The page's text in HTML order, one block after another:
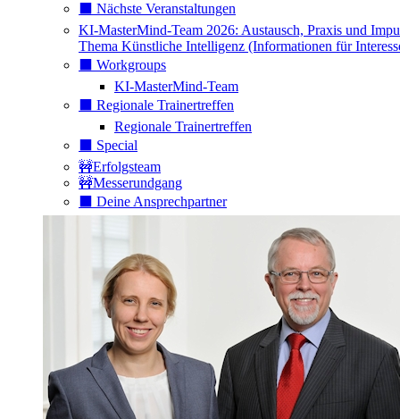
⬛️ Nächste Veranstaltungen
KI-MasterMind-Team 2026: Austausch, Praxis und
Thema Künstliche Intelligenz (Informationen für
⬛️ Workgroups
KI-MasterMind-Team
⬛️ Regionale Trainertreffen
Regionale Trainertreffen
⬛️ Special
🚧Erfolgsteam
🚧Messerundgang
⬛️ Deine Ansprechpartner